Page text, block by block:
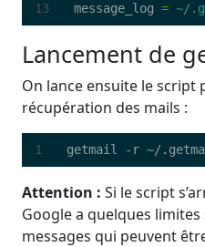
message_log = ~/
Lancement de
On lance ensuite le script
récupération des mails :
Attention : Si le script
Google a quelques
messages qui peuvent